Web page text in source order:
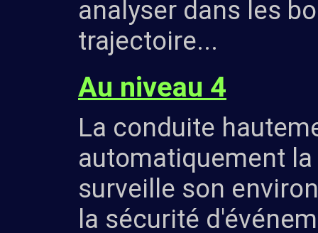
analyser dans les
trajectoire...
Au niveau 4
La conduite
automatiquement
surveille son
la sécurité